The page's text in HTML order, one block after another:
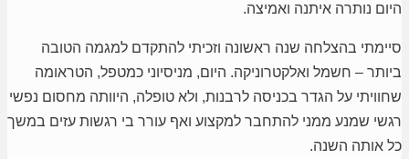
היום נותרה איתנה ואמיצה.
סיימתי בהצלחה שנה ראשונה וזכיתי להתקדם למגמה הטובה
ביותר – חשמל ואלקטרוניקה. היום, מניסיוני כמטפל, הטראומה
שחוויתי על הגדר בכניסה לרבנות, ולא טופלה, היוותה מחסום נפשי
רגשי שמנע ממני להתחבר למקצוע ואף עורר בי רגשות עזים במשך
כל אותה השנה.